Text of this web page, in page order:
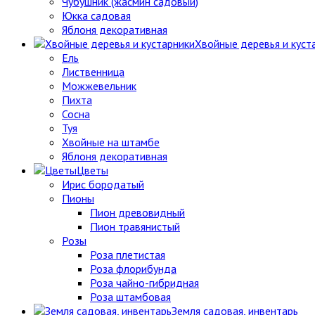
Юкка садовая
Яблоня декоративная
Хвойные деревья и
Ель
Лиственница
Можжевельник
Пихта
Сосна
Туя
Хвойные на штамбе
Яблоня декоративная
Цветы
Ирис бородатый
Пионы
Пион древовидный
Пион травянистый
Розы
Роза плетистая
Роза флорибунда
Роза чайно-гибридная
Роза штамбовая
Земля садовая, инвентарь